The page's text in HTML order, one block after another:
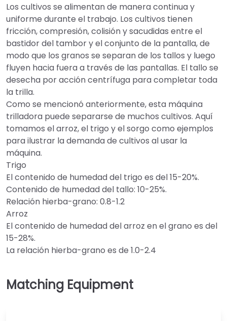
Los cultivos se alimentan de manera continua y
uniforme durante el trabajo. Los cultivos tienen
fricción, compresión, colisión y sacudidas entre el
bastidor del tambor y el conjunto de la pantalla, de
modo que los granos se separan de los tallos y luego
fluyen hacia fuera a través de las pantallas. El tallo se
desecha por acción centrífuga para completar toda
la trilla.
Como se mencionó anteriormente, esta máquina
trilladora puede separarse de muchos cultivos. Aquí
tomamos el arroz, el trigo y el sorgo como ejemplos
para ilustrar la demanda de cultivos al usar la
máquina.
Trigo
El contenido de humedad del trigo es del 15-20%.
Contenido de humedad del tallo: 10-25%.
Relación hierba-grano: 0.8-1.2
Arroz
El contenido de humedad del arroz en el grano es del
15-28%.
La relación hierba-grano es de 1.0-2.4